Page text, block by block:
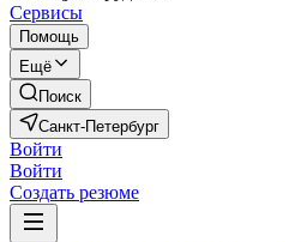
Сервисы
Помощь
Ещё
Поиск
Санкт-Петербург
Войти
Войти
Создать резюме